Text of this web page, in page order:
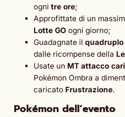
ogni tre ore;
Approfittate di un
Lotte GO ogni giorno;
Guadagnate il
dalle ricompense della
Usate un MT attacco
Pokémon Ombra a
caricato Frustrazione.
Pokémon dell’evento